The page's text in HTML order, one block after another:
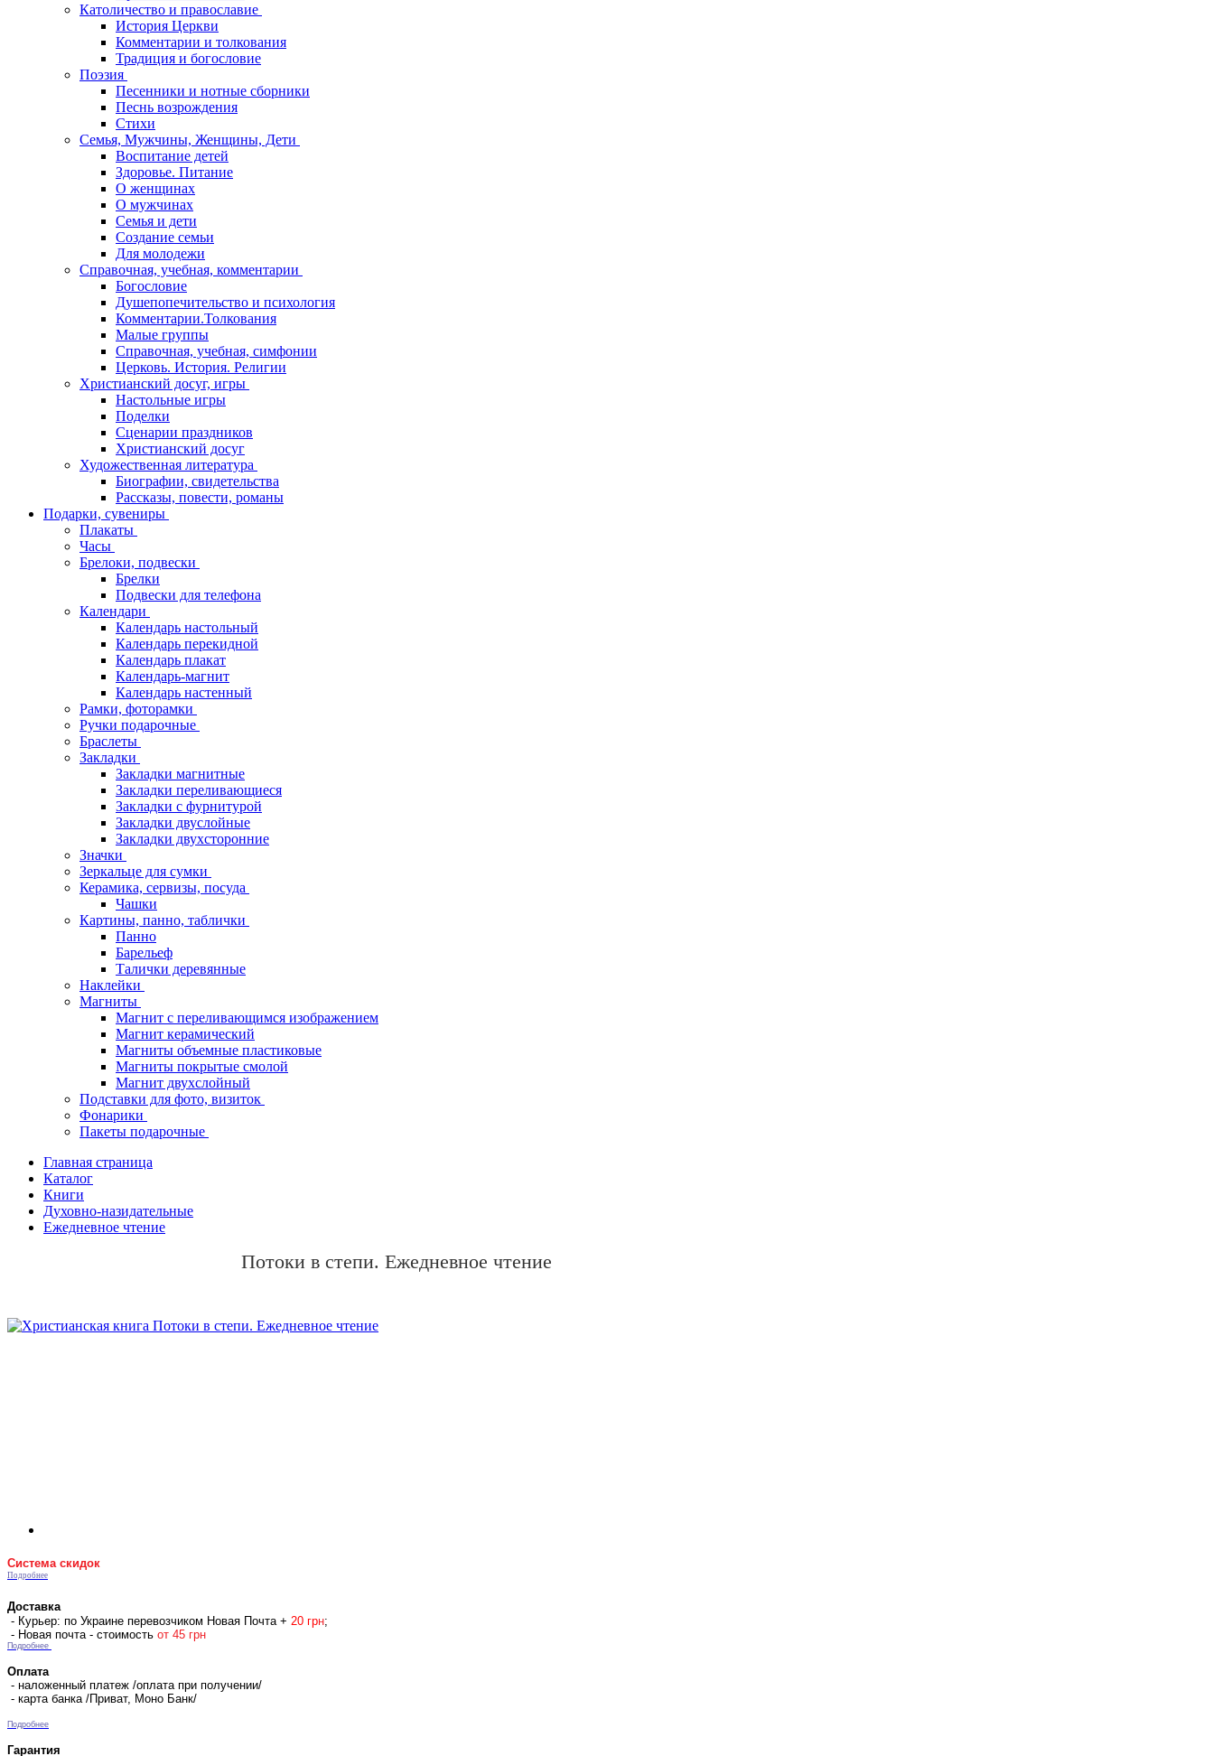
Католичество и православие
История Церкви
Комментарии и толкования
Традиция и богословие
Поэзия
Песенники и нотные сборники
Песнь возрождения
Стихи
Семья, Мужчины, Женщины, Дети
Воспитание детей
Здоровье. Питание
О женщинах
О мужчинах
Семья и дети
Создание семьи
Для молодежи
Справочная, учебная, комментарии
Богословие
Душепопечительство и психология
Комментарии.Толкования
Малые группы
Справочная, учебная, симфонии
Церковь. История. Религии
Христианский досуг, игры
Настольные игры
Поделки
Сценарии праздников
Христианский досуг
Художественная литература
Биографии, свидетельства
Рассказы, повести, романы
Подарки, сувениры
Плакаты
Часы
Брелоки, подвески
Брелки
Подвески для телефона
Календари
Календарь настольный
Календарь перекидной
Календарь плакат
Календарь-магнит
Календарь настенный
Рамки, фоторамки
Ручки подарочные
Браслеты
Закладки
Закладки магнитные
Закладки переливающиеся
Закладки с фурнитурой
Закладки двуслойные
Закладки двухсторонние
Значки
Зеркальце для сумки
Керамика, сервизы, посуда
Чашки
Картины, панно, таблички
Панно
Барельеф
Талички деревянные
Наклейки
Магниты
Магнит с переливающимся изображением
Магнит керамический
Магниты объемные пластиковые
Магниты покрытые смолой
Магнит двухслойный
Подставки для фото, визиток
Фонарики
Пакеты подарочные
Главная страница
Каталог
Книги
Духовно-назидательные
Ежедневное чтение
Потоки в степи. Ежедневное чтение
Система скидок
Подробнее
Доставка
- Курьер: по Украине перевозчиком Новая Почта + 20 грн;
- Новая почта - стоимость от 45 грн
Подробнее
Оплата
- наложенный платеж /оплата при получении/
- карта банка /Приват, Моно Банк/
Подробнее
Гарантия